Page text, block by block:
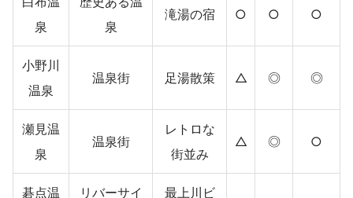
泉
泉
滝湯の宿 ○ ○ ○
小野川
温泉
温泉街 足湯散策 △ ◎ ◎
瀬見温
泉
温泉街
レトロな
街並み
△ ◎ ○
碁点温
リバーサイ
最上川ビ